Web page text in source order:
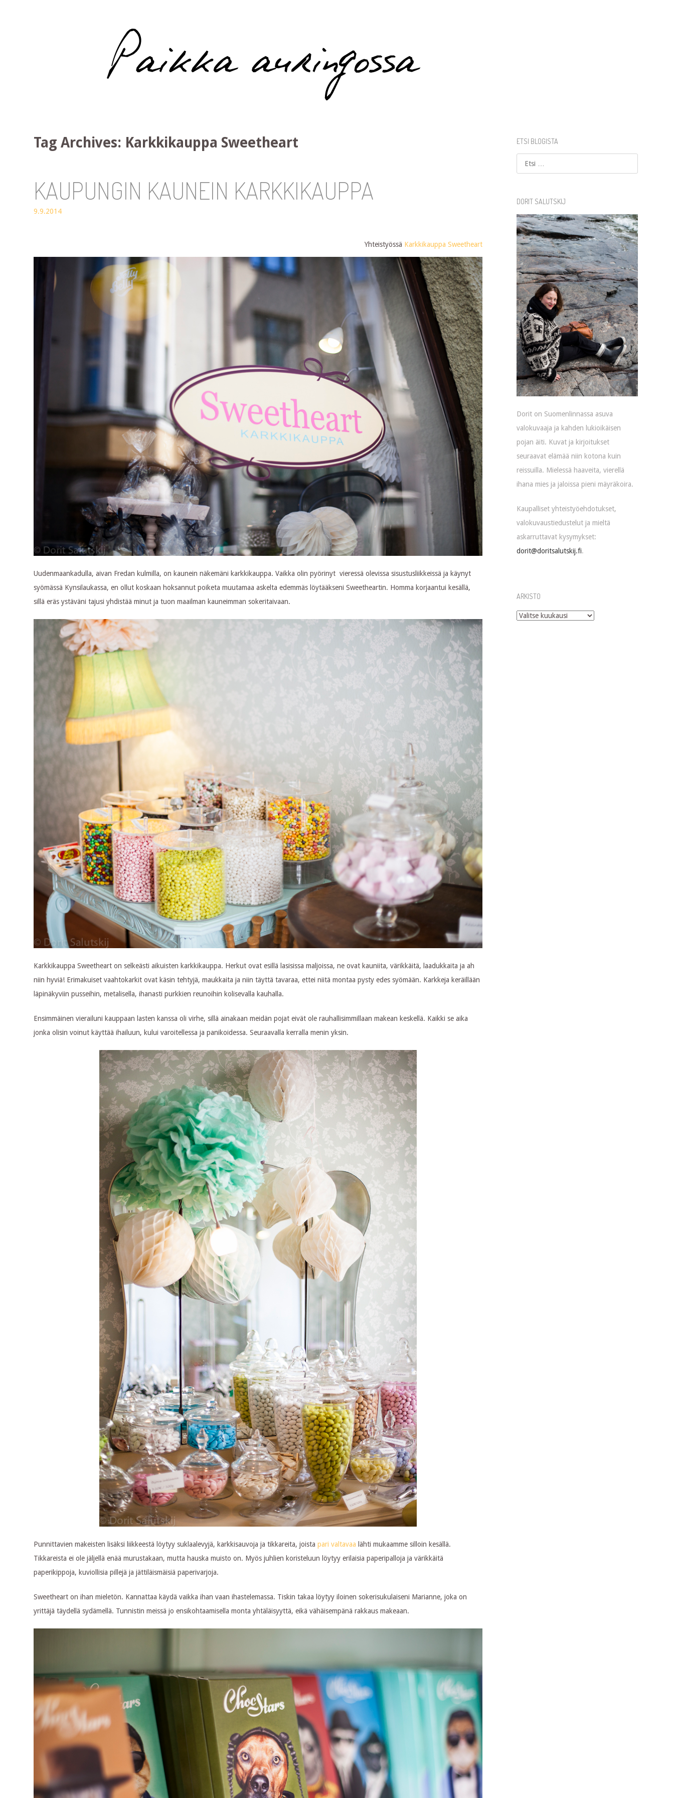
Paikka auringossa
Tag Archives: Karkkikauppa Sweetheart
KAUPUNGIN KAUNEIN KARKKIKAUPPA
9.9.2014
Yhteistyössä Karkkikauppa Sweetheart
Uudenmaankadulla, aivan Fredan kulmilla, on kaunein näkemäni karkkikauppa. Vaikka olin pyörinyt vieressä olevissa sisustusliikkeissä ja käynyt
syömässä Kynsilaukassa, en ollut koskaan hoksannut poiketa muutamaa askelta edemmäs löytääkseni Sweetheartin. Homma korjaantui kesällä,
sillä eräs ystäväni tajusi yhdistää minut ja tuon maailman kauneimman sokeritaivaan.
Karkkikauppa Sweetheart on selkeästi aikuisten karkkikauppa. Herkut ovat esillä lasisissa maljoissa, ne ovat kauniita, värikkäitä, laadukkaita ja ah
niin hyviä! Erimakuiset vaahtokarkit ovat käsin tehtyjä, maukkaita ja niin täyttä tavaraa, ettei niitä montaa pysty edes syömään. Karkkeja keräillään
läpinäkyviin pusseihin, metalisella, ihanasti purkkien reunoihin kolisevalla kauhalla.
Ensimmäinen vierailuni kauppaan lasten kanssa oli virhe, sillä ainakaan meidän pojat eivät ole rauhallisimmillaan makean keskellä. Kaikki se aika
jonka olisin voinut käyttää ihailuun, kului varoitellessa ja panikoidessa. Seuraavalla kerralla menin yksin.
Punnittavien makeisten lisäksi liikkeestä löytyy suklaalevyjä, karkkisauvoja ja tikkareita, joistapari valtavaa lähti mukaamme silloin kesällä.
Tikkareista ei ole jäljellä enää murustakaan, mutta hauska muisto on. Myös juhlien koristeluun löytyy erilaisia paperipalloja ja värikkäitä
paperikippoja, kuviollisia pillejä ja jättiläismäisiä paperivarjoja.
Sweetheart on ihan mieletön. Kannattaa käydä vaikka ihan vaan ihastelemassa. Tiskin takaa löytyy iloinen sokerisukulaiseni Marianne, joka on
yrittäjä täydellä sydämellä. Tunnistin meissä jo ensikohtaamisella monta yhtäläisyyttä, eikä vähäisempänä rakkaus makeaan.
ETSI BLOGISTA
Etsi
DORIT SALUTSKIJ
Dorit on Suomenlinnassa asuva
valokuvaaja ja kahden lukioikäisen
pojan äiti. Kuvat ja kirjoitukset
seuraavat elämää niin kotona kuin
reissuilla. Mielessä haaveita, vierellä
ihana mies ja jaloissa pieni mäyräkoira.
Kaupalliset yhteistyöehdotukset,
valokuvaustiedustelut ja mieltä
askarruttavat kysymykset:
dorit@doritsalutskij.fi.
ARKISTO
Arkisto